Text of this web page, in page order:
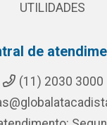
UTILIDADES
de
(11) 2030 3000